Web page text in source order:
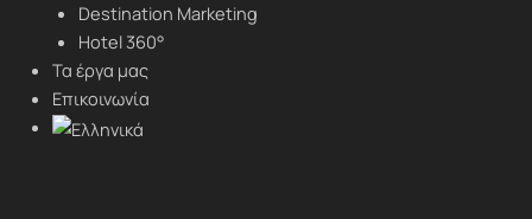
Destination Marketing
Hotel 360°
Τα έργα μας
Επικοινωνία